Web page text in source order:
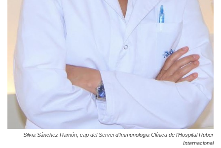
Silvia Sánchez Ramón, cap del Servei d’Immunologia Clínica de l’Hospital Ruber
Internacional